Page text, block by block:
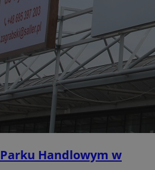
Handlowym w